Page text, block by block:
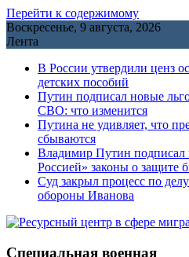
Перейти к содержимому
Воскресенье, 9 августа, 2026
Лента
В России утвердили ценз
детских пособий
Путин подписал новые
СВО: что изменится
Путина не удивляет, что
сбываются
Владимир Путин
Россией» законы о защите
Cуд закрыл процесс по
обороны Иванова
Специальная военная